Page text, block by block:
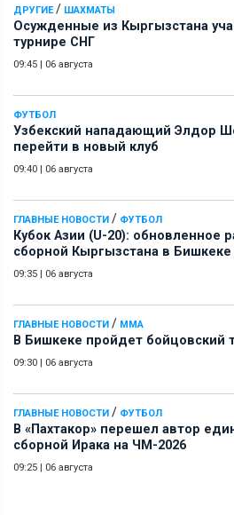
ДРУГИЕ/ ШАХМАТЫ
Осужденные из Кыргызстана
турнире СНГ
09:45 | 06 августа
ФУТБОЛ
Узбекский нападающий Элдор
перейти в новый клуб
09:40 | 06 августа
ГЛАВНЫЕ НОВОСТИ / ФУТБОЛ
Кубок Азии (U-20): обновленное
сборной Кыргызстана в Бишкеке
09:35 | 06 августа
ГЛАВНЫЕ НОВОСТИ / ММА
В Бишкеке пройдет бойцовский
09:30 | 06 августа
ГЛАВНЫЕ НОВОСТИ / ФУТБОЛ
В «Пахтакор» перешел автор
сборной Ирака на ЧМ-2026
09:25 | 06 августа